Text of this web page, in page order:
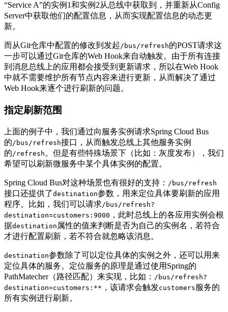
“Service A”的实例1和实例2从总线中获取到，并重新从Config
Server中获取他们的配置信息，从而实现配置信息的动态更
新。
而从Git仓库中配置的修改到发起/bus/refresh的POST请求这
一步可以通过Git仓库的Web Hook来自动触发。由于所有连接
到消息总线上的应用都会接受到更新请求，所以在Web Hook
中就不需要维护所有节点内容来进行更新，从而解决了通过
Web Hook来逐个进行刷新的问题。
指定刷新范围
上面的例子中，我们通过向服务实例请求Spring Cloud Bus
的 /bus/refresh接口，从而触发总线上其他服务实例
的 /refresh 。但是有些特殊场景下（比如：灰度发布），我们
希望可以刷新微服务中某个具体实例的配置。
Spring Cloud Bus对这种场景也有很好的支持： /bus/refresh
接口还提供了destination参数，用来定位具体要刷新的应用
程序。比如，我们可以请求/bus/refresh?
destination=customers:9000 ，此时总线上的各应用实例会根
据destination 属性的值来判断是否为自己的实例名，若符合
才进行配置刷新，若不符合就忽略该消息。
destination参数除了可以定位具体的实例之外，还可以用来
定位具体的服务。定位服务的原理是通过使用Spring的
PathMatecher（路径匹配）来实现，比如： /bus/refresh?
destination=customers:** ，该请求会触发customers 服务的
所有实例进行刷新。